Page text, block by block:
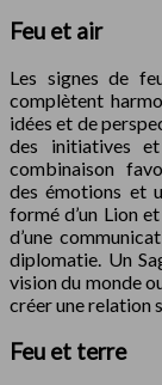
Feu et air
Les signes de
complètent
idées et de
des initiatives
combinaison
des émotions et
formé d’un Lion
d’une
diplomatie. Un
vision du monde
créer une relation
Feu et terre